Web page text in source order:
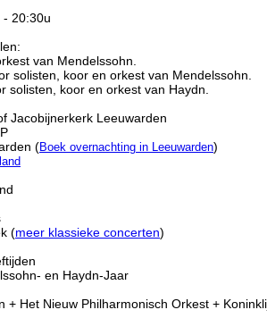
- 20:30u
van Mendelssohn.
solisten, koor en orkest van Mendelssohn.
solisten, koor en orkest van Haydn.
Jacobijnerkerk Leeuwarden
(Boek overnachting in Leeuwarden)
(meer klassieke concerten)
en Haydn-Jaar
+ Het Nieuw Philharmonisch Orkest +